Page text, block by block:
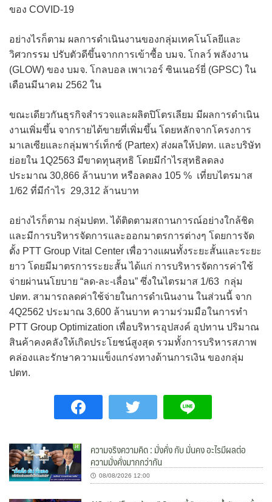
ของ COVID-19
อย่างไรก็ตาม ผลการดำเนินงานของกลุ่มเทคโนโลยีและ
วิศวกรรม ปรับตัวดีขึ้นจากการเข้าซื้อ บมจ. โกลว์ พลังงาน
(GLOW) ของ บมจ. โกลบอล เพาเวอร์ ซินเนอร์ยี่ (GPSC) ใน
เดือนมีนาคม 2562 ใน
ขณะเดียวกันธุรกิจสำรวจและผลิตปิโตรเลียม มีผลการดำเนิน
งานเพิ่มขึ้น จากรายได้ขายที่เพิ่มขึ้น โดยหลักจากโครงการ
มาเลเซียและกลุ่มพาร์เท็กซ์ (Partex) ส่งผลให้ปตท. และบริษัท
ย่อยใน 1Q2563 มีขาดทุนสุทธิ โดยมีกำไรสุทธิลดลง
ประมาณ 30,866 ล้านบาท หรือลดลง 105 % เที่ยบไตรมาส
1/62 ที่มีกำไร 29,312 ล้านบาท
อย่างไรก็ตาม กลุ่มปตท. ได้ติดตามสถานการณ์อย่างใกล้ชิด
และมีการบริหารจัดการและออกมาตรการต่างๆ โดยการจัด
ตั้ง PTT Group Vital Center เพื่อวางแผนทั้งระยะสั้นและระยะ
ยาว โดยมีมาตรการระยะสั้น ได้แก่ การบริหารจัดการค่าใช้
จ่ายผ่านนโยบาย “ลด-ละ-เลื่อน” ซึ่งในไตรมาส 1/63 กลุ่ม
ปตท. สามารถลดค่าใช้จ่ายในการดำเนินงาน ในส่วนนี้ จาก
4Q2562 ประมาณ 3,600 ล้านบาท ความร่วมมือในการทำ
PTT Group Optimization เพื่อบริหารอุปสงค์ อุปทาน ปริมาณ
สินค้าคงคลังให้เกิดประโยชน์สูงสุด รวมทั้งการบริหารสภาพ
คล่องและรักษาความแข็งแกร่งทางด้านการเงิน ของกลุ่ม
ปตท.
ความจริงความคิด : มั่งคั่ง กับ มั่นคง อะไรมีผลต่อ
ความมั่งคั่งมากกว่ากัน
08/08/2026 12:00